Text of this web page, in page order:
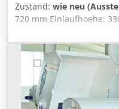
Zustand: wie neu
720 mm Einlaufhoehe:
mm Chjdpegabfqofx Ag
Gegenmesseranzahl: 1
Walzen Antrieb: 110 kW